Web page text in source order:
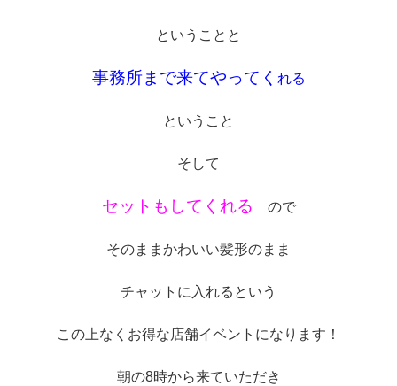
ということと
事務所まで来てやってく れる
ということ
そして
セットもしてくれる ので
そのままかわいい髪形のまま
チャットに入れるという
この上なくお得な店舗イベントになります！
朝の8時から来ていただき